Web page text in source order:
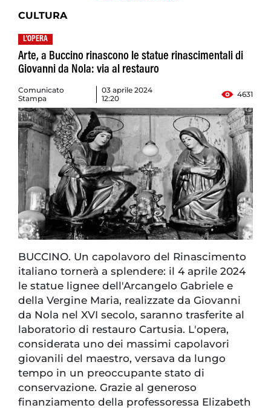
CULTURA
L'OPERA
Arte, a Buccino rinascono le statue rinascimentali di
Giovanni da Nola: via al restauro
Comunicato
Stampa
03 aprile 2024
12:20
4631
BUCCINO. Un capolavoro del Rinascimento
italiano tornerà a splendere: il 4 aprile 2024
le statue lignee dell'Arcangelo Gabriele e
della Vergine Maria, realizzate da Giovanni
da Nola nel XVI secolo, saranno trasferite al
laboratorio di restauro Cartusia. L'opera,
considerata uno dei massimi capolavori
giovanili del maestro, versava da lungo
tempo in un preoccupante stato di
conservazione. Grazie al generoso
finanziamento della professoressa Elizabeth